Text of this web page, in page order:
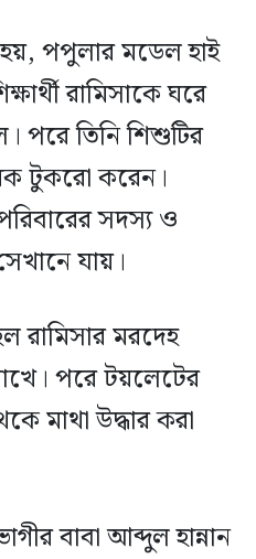
পপুলার মডেল হাই
রামিসাকে ঘরে
পরে তিনি শিশুটির
টুকরো করেন।
সদস্য ও
যায়।
রামিসার মরদেহ
পরে টয়লেটের
মাথা উদ্ধার করা
বাবা আব্দুল হান্নান